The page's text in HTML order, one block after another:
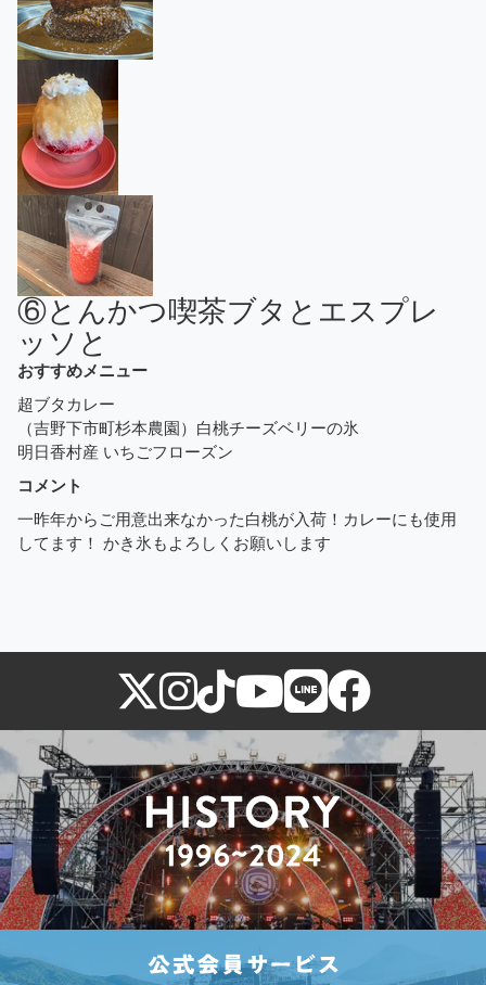
⑥とんかつ喫茶ブタとエスプレ
ッソと
おすすめメニュー
超ブタカレー
（吉野下市町杉本農園）白桃チーズベリーの氷
明日香村産 いちごフローズン
コメント
一昨年からご用意出来なかった白桃が入荷！カレーにも使用
してます！ かき氷もよろしくお願いします